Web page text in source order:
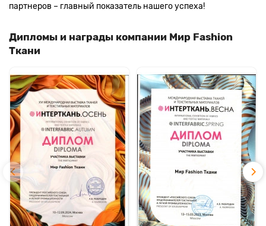
партнеров – главный показатель нашего успеха!
Дипломы и награды компании Мир Fashion
Ткани